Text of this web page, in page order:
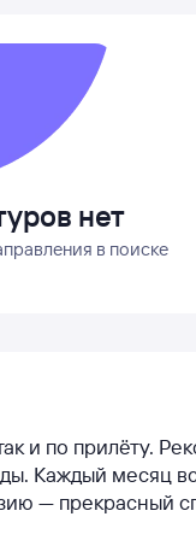
нет
в поиске
и по прилёту.
Каждый месяц
— прекрасный